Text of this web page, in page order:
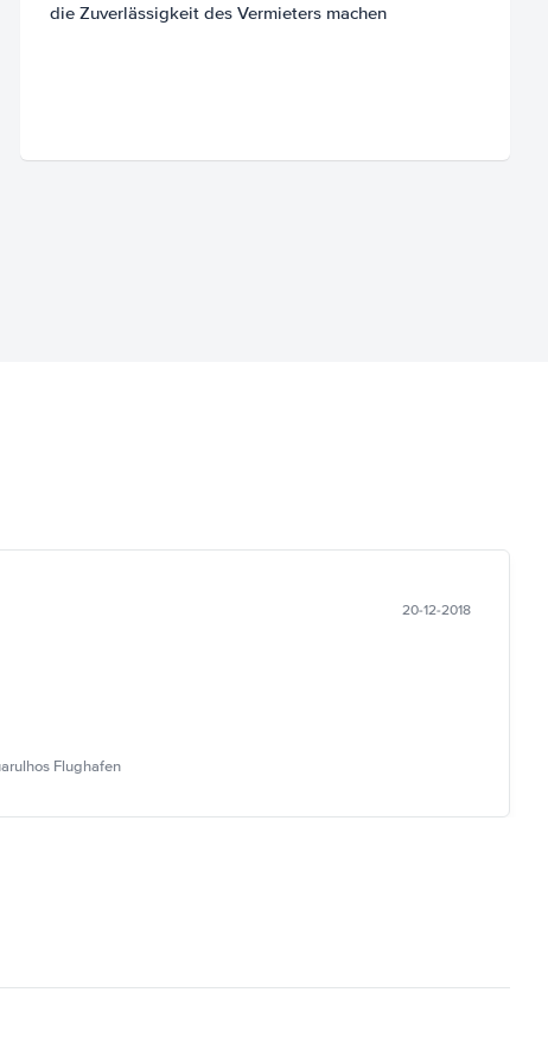
die Zuverlässigkeit des Vermieters machen
20-12-2018
Flughafen